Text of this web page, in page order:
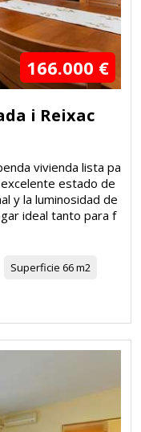
166.000 €
i Reixac
vivienda lista pa
estado de
y la luminosidad de
ideal tanto para f
Superficie 66 m2